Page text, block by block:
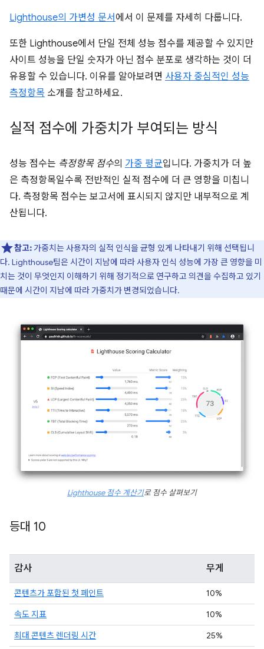
Lighthouse의 가변성 문서 에서 이 문제를 자세히 다룹니다.
또한 Lighthouse에서 단일 전체 성능 점수를 제공할 수 있지만
사이트 성능을 단일 숫자가 아닌 점수 분포로 생각하는 것이 더
유용할 수 있습니다. 이유를 알아보려면 사용자 중심적인 성능
측정항목 소개를 참고하세요.
실적 점수에 가중치가 부여되는 방식
성능 점수는 측정항목 점수의 가중 평균입니다. 가중치가 더 높
은 측정항목일수록 전반적인 실적 점수에 더 큰 영향을 미칩니
다. 측정항목 점수는 보고서에 표시되지 않지만 내부적으로 계
산됩니다.
참고: 가중치는 사용자의 실적 인식을 균형 있게 나타내기 위해 선택됩니
다. Lighthouse팀은 시간이 지남에 따라 사용자 인식 성능에 가장 큰 영향을 미
치는 것이 무엇인지 이해하기 위해 정기적으로 연구하고 의견을 수집하고 있기
때문에 시간이 지남에 따라 가중치가 변경되었습니다.
Lighthouse 점수 계산기로 점수 살펴보기
등대 10
감사 무게
콘텐츠가 포함된 첫 페인트
10%
속도 지표
10%
최대 콘텐츠 렌더링 시간
25%